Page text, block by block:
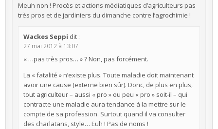
Meuh non ! Procès et actions médiatiques d’agriculteurs pas
très pros et de jardiniers du dimanche contre l’agrochimie !
Wackes Seppi dit :
27 mai 2012 à 13:07
« …pas très pros… » ? Non, pas forcément.
La « fatalité » n’existe plus. Toute maladie doit maintenant
avoir une cause (externe bien sûr). Donc, de plus en plus,
tout agriculteur – aussi « pro » ou peu « pro » soit-il – qui
contracte une maladie aura tendance à la mettre sur le
compte de sa profession. Surtout quand il va consulter
des charlatans, style… Euh ! Pas de noms !